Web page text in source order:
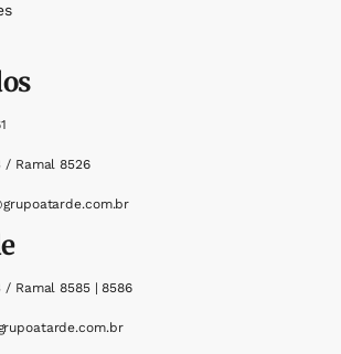
/ Ramal 8526
/ Ramal 8585 | 8586